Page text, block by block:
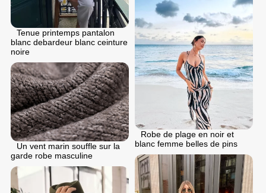
Tenue printemps pantalon
blanc debardeur blanc ceinture
noire
Robe de plage en noir et
blanc femme belles de pins
Un vent marin souffle sur la
garde robe masculine